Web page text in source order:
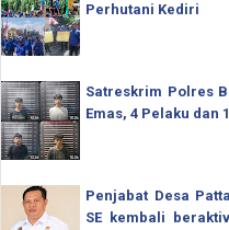
Perhutani Kediri
Satreskrim Polres
Emas, 4 Pelaku dan
Penjabat Desa
SE kembali